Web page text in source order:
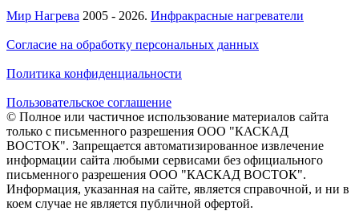
Мир Нагрева 2005 - 2026. Инфракрасные нагреватели
Согласие на обработку персональных данных
Политика конфиденциальности
Пользовательское соглашение
© Полное или частичное использование материалов сайта
только с письменного разрешения ООО "КАСКАД
ВОСТОК". Запрещается автоматизированное извлечение
информации сайта любыми сервисами без официального
письменного разрешения ООО "КАСКАД ВОСТОК".
Информация, указанная на сайте, является справочной, и ни в
коем случае не является публичной офертой.